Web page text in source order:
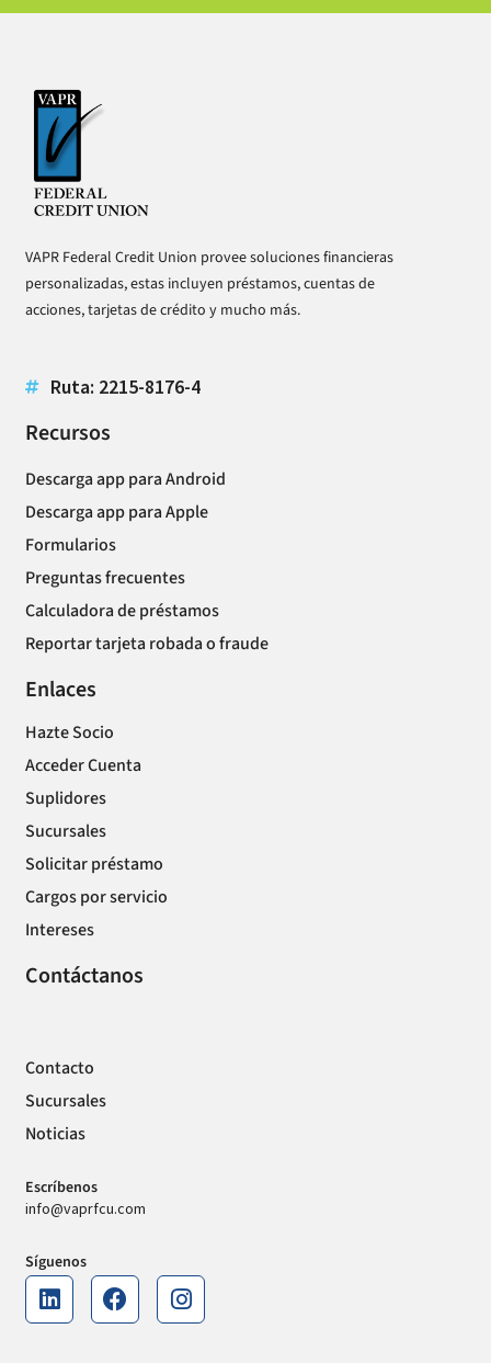
VAPR Federal Credit Union provee soluciones financieras
personalizadas, estas incluyen préstamos, cuentas de
acciones, tarjetas de crédito y mucho más.
Ruta: 2215-8176-4
Recursos
Descarga app para Android
Descarga app para Apple
Formularios
Preguntas frecuentes
Calculadora de préstamos
Reportar tarjeta robada o fraude
Enlaces
Hazte Socio
Acceder Cuenta
Suplidores
Sucursales
Solicitar préstamo
Cargos por servicio
Intereses
Contáctanos
Contacto
Sucursales
Noticias
Escríbenos
info@vaprfcu.com
Síguenos